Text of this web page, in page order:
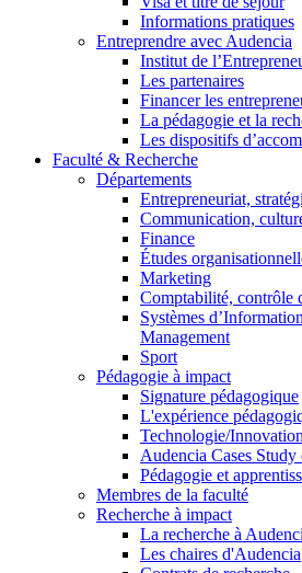
Informations pratiques
Entreprendre avec Audencia
Institut de
Les partenaires
Financer les
La pédagogie et la
Les dispositifs
Faculté & Recherche
Départements
Entrepreneuriat,
Communication,
Finance
Études
Marketing
Comptabilité, contrôle
Systèmes
Management
Sport
Pédagogie à impact
Signature pédagogique
L'expérience
Technologie/Innovation
Audencia Cases
Pédagogie et
Membres de la faculté
Recherche à impact
La recherche à
Les chaires d'Audencia